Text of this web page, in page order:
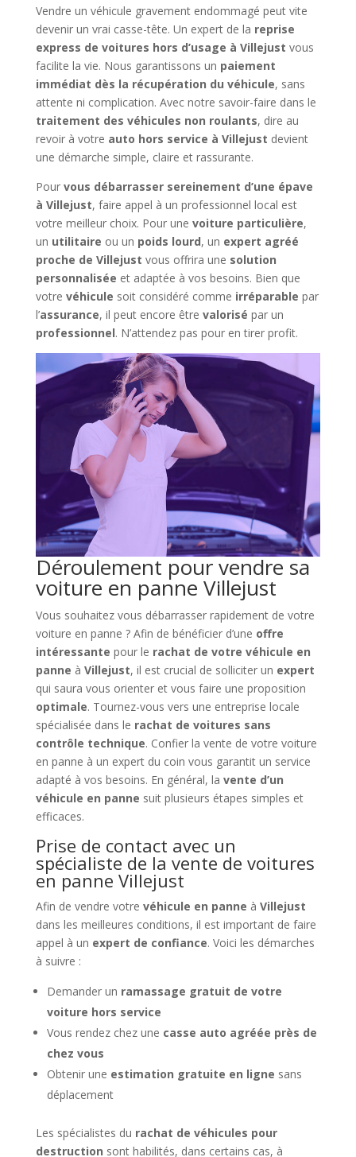
Vendre un véhicule gravement endommagé peut vite
devenir un vrai casse-tête. Un expert de la reprise
express de voitures hors d’usage à Villejust vous
facilite la vie. Nous garantissons un paiement
immédiat dès la récupération du véhicule, sans
attente ni complication. Avec notre savoir-faire dans le
traitement des véhicules non roulants, dire au
revoir à votre auto hors service à Villejust devient
une démarche simple, claire et rassurante.
Pour vous débarrasser sereinement d’une épave
à Villejust, faire appel à un professionnel local est
votre meilleur choix. Pour une voiture particulière,
un utilitaire ou un poids lourd, un expert agréé
proche de Villejust vous offrira une solution
personnalisée et adaptée à vos besoins. Bien que
votre véhicule soit considéré comme irréparable par
l’assurance, il peut encore être valorisé par un
professionnel. N’attendez pas pour en tirer profit.
Déroulement pour vendre sa
voiture en panne Villejust
Vous souhaitez vous débarrasser rapidement de votre
voiture en panne ? Afin de bénéficier d’une offre
intéressante pour le rachat de votre véhicule en
panne à Villejust, il est crucial de solliciter un expert
qui saura vous orienter et vous faire une proposition
optimale. Tournez-vous vers une entreprise locale
spécialisée dans le rachat de voitures sans
contrôle technique. Confier la vente de votre voiture
en panne à un expert du coin vous garantit un service
adapté à vos besoins. En général, la vente d’un
véhicule en panne suit plusieurs étapes simples et
efficaces.
Prise de contact avec un
spécialiste de la vente de voitures
en panne Villejust
Afin de vendre votre véhicule en panne à Villejust
dans les meilleures conditions, il est important de faire
appel à un expert de confiance. Voici les démarches
à suivre :
Demander un ramassage gratuit de votre
voiture hors service
Vous rendez chez une casse auto agréée près de
chez vous
Obtenir une estimation gratuite en ligne sans
déplacement
Les spécialistes du rachat de véhicules pour
destruction sont habilités, dans certains cas, à